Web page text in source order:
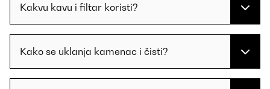
Kakvu kavu i filtar koristi?
Kako se uklanja kamenac i čisti?